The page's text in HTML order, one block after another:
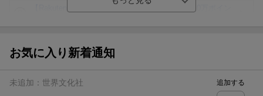
が当たる！
楽天モバイル紹介キャンペーンの拡散で300円OFFクーポン
お気に入り新着通知
未追加： 世界文化社 追加する